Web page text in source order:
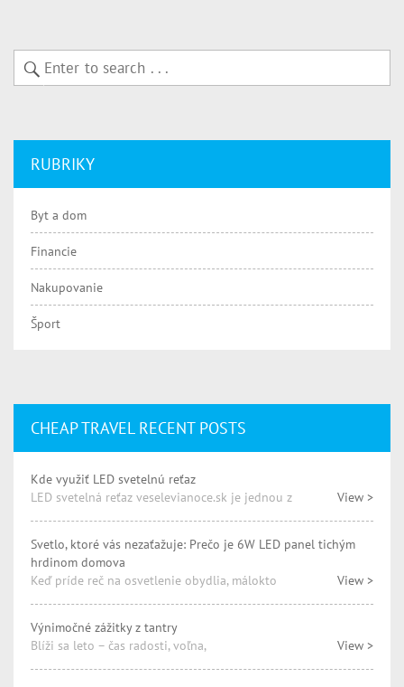
RUBRIKY
Byt a dom
Financie
Nakupovanie
Šport
CHEAP TRAVEL RECENT POSTS
Kde využiť LED svetelnú reťaz
LED svetelná reťaz veselevianoce.sk je jednou z
View >
Svetlo, ktoré vás nezaťažuje: Prečo je 6W LED panel tichým
hrdinom domova
Keď príde reč na osvetlenie obydlia, málokto
View >
Výnimočné zážitky z tantry
Blíži sa leto – čas radosti, voľna,
View >